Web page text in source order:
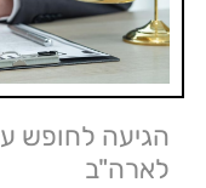
הגיעה לחופש
לארה"ב